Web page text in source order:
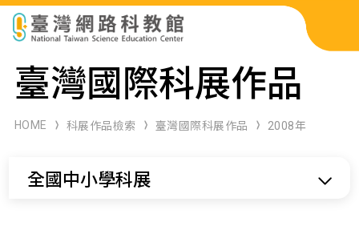
科展作品檢索
科學研習月刊
臺灣國際科展作品
HOME 科展作品檢索 臺灣國際科展作品 2008年
全國中小學科展